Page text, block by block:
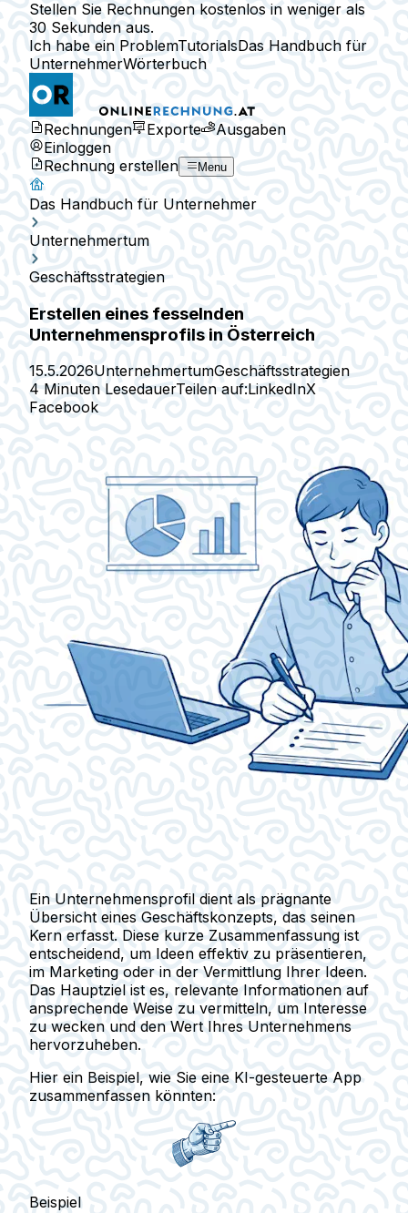
Stellen Sie Rechnungen kostenlos in weniger als
30 Sekunden aus.
Ich habe ein ProblemTutorialsDas Handbuch für
UnternehmerWörterbuch
Rechnungen Exporte
Ausgaben
Einloggen
Rechnung erstellen
Menu
Das Handbuch für Unternehmer
Unternehmertum
Geschäftsstrategien
Erstellen eines fesselnden
Unternehmensprofils in Österreich
15.5.2026UnternehmertumGeschäftsstrategien
4 Minuten LesedauerTeilen auf:LinkedInX
Facebook
Ein Unternehmensprofil dient als prägnante
Übersicht eines Geschäftskonzepts, das seinen
Kern erfasst. Diese kurze Zusammenfassung ist
entscheidend, um Ideen effektiv zu präsentieren,
im Marketing oder in der Vermittlung Ihrer Ideen.
Das Hauptziel ist es, relevante Informationen auf
ansprechende Weise zu vermitteln, um Interesse
zu wecken und den Wert Ihres Unternehmens
hervorzuheben.
Hier ein Beispiel, wie Sie eine KI-gesteuerte App
zusammenfassen könnten:
Beispiel